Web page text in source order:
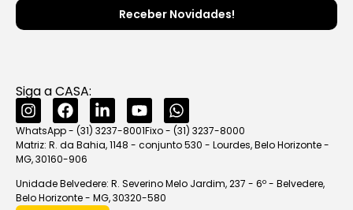
Receber Novidades!
Siga a CASA:
WhatsApp - (31) 3237-8001Fixo - (31) 3237-8000
Matriz: R. da Bahia, 1148 - conjunto 530 - Lourdes, Belo Horizonte -
MG, 30160-906
Unidade Belvedere: R. Severino Melo Jardim, 237 - 6º - Belvedere,
Belo Horizonte - MG, 30320-580